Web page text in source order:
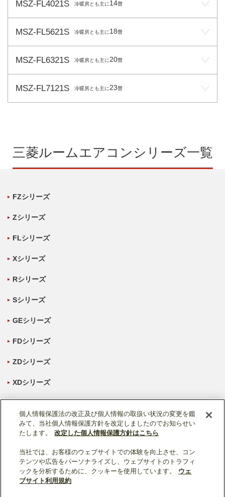
MSZ-FL4021S 冷暖房とも主に14畳
MSZ-FL5621S 冷暖房とも主に18畳
MSZ-FL6321S 冷暖房とも主に20畳
MSZ-FL7121S 冷暖房とも主に23畳
三菱ルームエアコンシリーズ一覧
FZシリーズ
Zシリーズ
FLシリーズ
Xシリーズ
Rシリーズ
Sシリーズ
GEシリーズ
FDシリーズ
ZDシリーズ
XDシリーズ
ソーシャルメディア公式アカウント一覧
個人情報保護
個人情報保護法の改正及び個人情報の取扱い状況の変更を鑑
みて、当社個人情報保護方針を改定しましたのでお知らせい
たします。
改定した個人情報保護方針はこちら
当社では、お客様のウェブサイトでの体験を向上させ、コン
テンツや広告をパーソナライズし、ウェブサイトのトラフィ
ックを分析するために、クッキーを使用しています。
ウェ
ブサイト利用規約